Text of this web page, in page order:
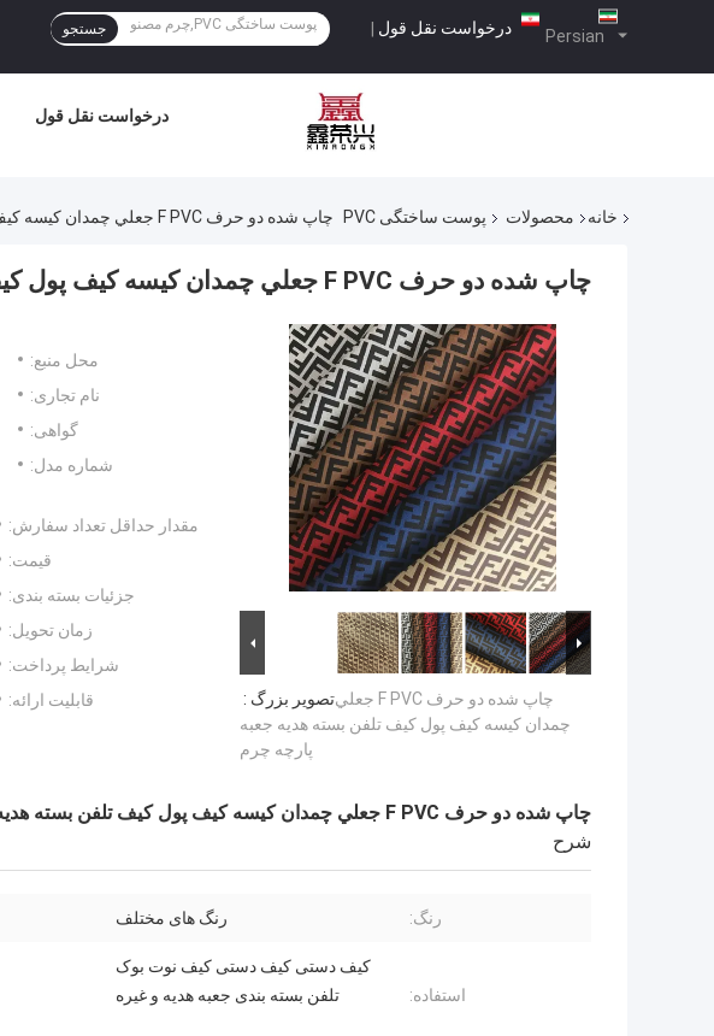
Persian درخواست نقل قول | جستجو
درخواست نقل قول
خانه محصولات پوست ساختگی PVC چاپ شده دو حرف F PVC جعلي چمدان کیسه کیف پول کیف تلفن بسته هدیه جعبه پارچه چرم
چاپ شده دو حرف F PVC جعلي چمدان کیسه کیف پول کیف تلفن بسته هدیه جعبه پارچه چرم
تصویر بزرگ :چاپ شده دو حرف F PVC جعلي
چمدان کیسه کیف پول کیف تلفن بسته هدیه جعبه
پارچه چرم
محل منبع:
نام تجاری:
گواهی:
شماره مدل:
مقدار حداقل تعداد سفارش:
قیمت:
جزئیات بسته بندی:
زمان تحویل:
شرایط پرداخت:
قابلیت ارائه:
چاپ شده دو حرف F PVC جعلي چمدان کیسه کیف پول کیف تلفن بسته هدیه جعبه پارچه چرم
شرح
رنگ: رنگ های مختلف
استفاده:
کیف دستی کیف دستی کیف نوت بوک
تلفن بسته بندی جعبه هدیه و غیره